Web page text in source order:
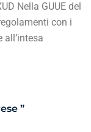
Nella GUUE del
con i
all’intesa
”